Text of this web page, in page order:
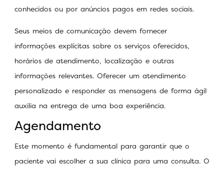
conhecidos ou por anúncios pagos em redes sociais.
Seus meios de comunicação devem fornecer
informações explícitas sobre os serviços oferecidos,
horários de atendimento, localização e outras
informações relevantes. Oferecer um atendimento
personalizado e responder as mensagens de forma ágil
auxilia na entrega de uma boa experiência.
Agendamento
Este momento é fundamental para garantir que o
paciente vai escolher a sua clínica para uma consulta. O